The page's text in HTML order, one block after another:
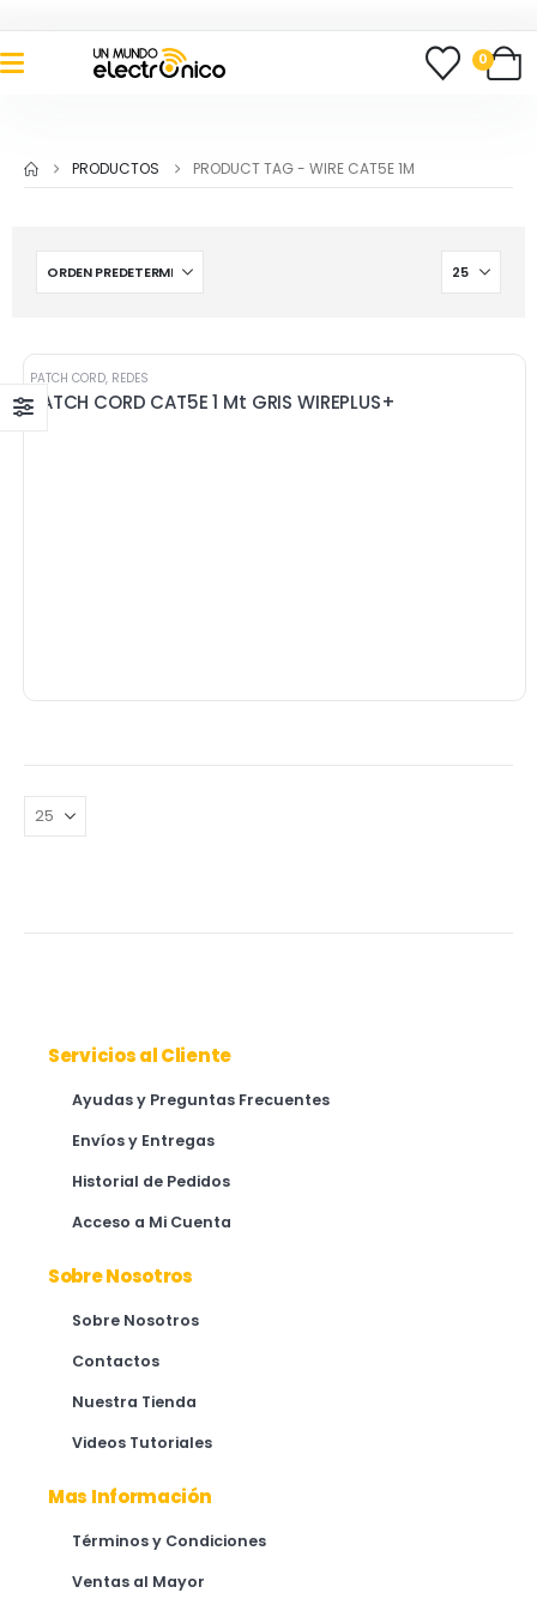
0
PRODUCTOS PRODUCT TAG - WIRE CAT5E 1M
PATCH CORD, REDES
PATCH CORD CAT5E 1 Mt GRIS WIREPLUS+
Servicios al Cliente
Ayudas y Preguntas Frecuentes
Envíos y Entregas
Historial de Pedidos
Acceso a Mi Cuenta
Sobre Nosotros
Sobre Nosotros
Contactos
Nuestra Tienda
Videos Tutoriales
Mas Información
Términos y Condiciones
Ventas al Mayor